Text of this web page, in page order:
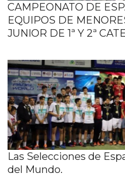
CAMPEONATO DE
EQUIPOS DE
JUNIOR DE 1ª Y 2ª
Las Selecciones de
del Mundo.